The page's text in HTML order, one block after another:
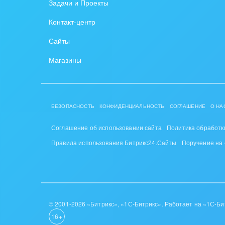
Задачи и Проекты
Контакт-центр
Сайты
Магазины
БЕЗОПАСНОСТЬ КОНФИДЕНЦИАЛЬНОСТЬ СОГЛАШЕНИЕ О
Соглашение об использовании сайта
Политика
Правила использования Битрикс24.Сайты
Поручение на
© 2001-2026 «Битрикс», «1С-Битрикс». Работает на «1С-
16+